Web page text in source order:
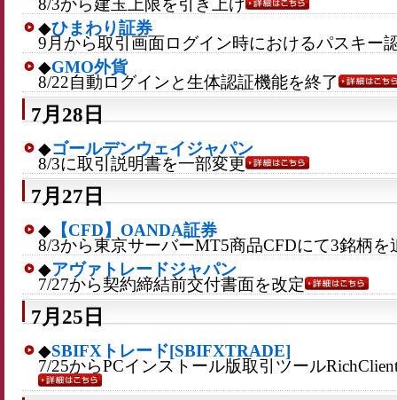
8/3から建玉上限を引き上げ
◆ひまわり証券
9月から取引画面ログイン時におけるパスキー
◆GMO外貨
8/22自動ログインと生体認証機能を終了
7月28日
◆ゴールデンウェイジャパン
8/3に取引説明書を一部変更
7月27日
◆ 【CFD】OANDA証券
8/3から東京サーバーMT5商品CFDにて3銘柄を
◆アヴァトレードジャパン
7/27から契約締結前交付書面を改定
7月25日
◆SBIFXトレード[SBIFXTRADE]
7/25からPCインストール版取引ツール